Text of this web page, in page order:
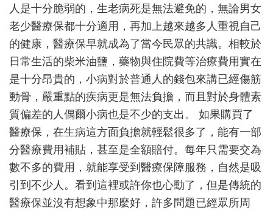
合
全
家
的
信
諾
國
泰
優
越
醫
療
保
人是十分脆弱的，生老病死是無法避免的，無論男女
老少醫療保都十分適用，再加上越來越多人重視自己
的健康，醫療保早就成為了當今民眾的共識。相較於
日常生活的柴米油鹽，藥物與住院費等治療費用實在
是十分昂貴的，小病對於普通人的錢包來講已經傷筋
動骨，嚴重點的疾病更是無法負擔，而且對於身體素
質偏差的人偶爾小病也是不少的支出。 如果購買了
醫療保，在生病這方面負擔就輕鬆很多了，能有一部
分醫療費用補貼，甚至是全額賠付。每年只需要交為
數不多的費用，就能享受到醫療保障服務，自然是吸
引到不少人。看到這裡或許你也心動了，但是傳統的
醫療保並沒有想象中那麼好，許多問題已經眾所周